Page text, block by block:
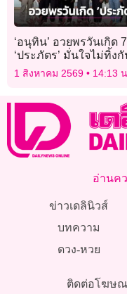
‘อนุทิน’ อวยพรวันเกิด
‘ประภัตร’ มั่นใจไม่ทิ้ง
ไหน
1 สิงหาคม 2569 14:13 น.
อ่านค
ข่าวเดลินิวส์
บทความ
ดวง-หวย
ติดต่อโฆษ